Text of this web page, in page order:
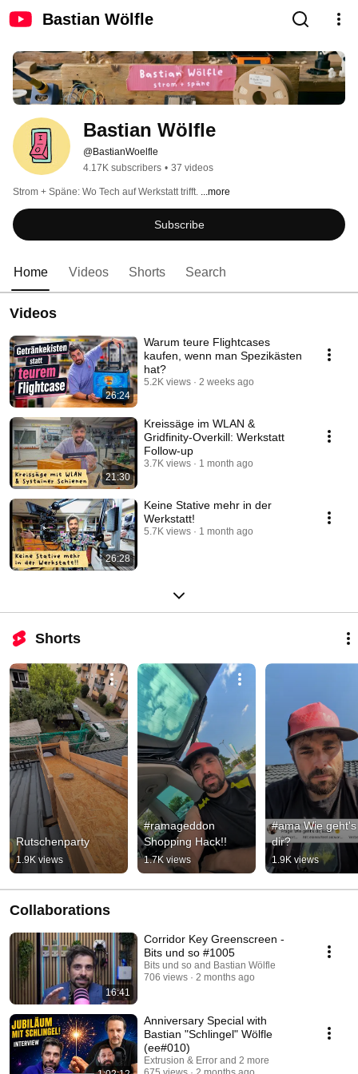
Bastian Wölfle
Bastian Wölfle
@BastianWoelfle
4.17K subscribers • 37 videos
Strom + Späne: Wo Tech auf Werkstatt trifft. ...more
Subscribe
Home Videos Shorts Search
Videos
26:24
Warum teure Flightcases
kaufen, wenn man Spezikästen
hat?
5.2K views 2 weeks ago
21:30
Kreissäge im WLAN &
Gridfinity-Overkill: Werkstatt
Follow-up
3.7K views 1 month ago
26:28
Keine Stative mehr in der
Werkstatt!
5.7K views 1 month ago
Shorts
Rutschenparty
1.9K views
#ramageddon
Shopping Hack!!
1.7K views
#ama Wie geht's
dir?
1.9K views
Collaborations
16:41
Corridor Key Greenscreen ‐
Bits und so #1005
Bits und so and Bastian Wölfle
706 views
2 months ago
Anniversary Special with
Bastian "Schlingel" Wölfle
(ee#010)
Extrusion & Error and 2 more